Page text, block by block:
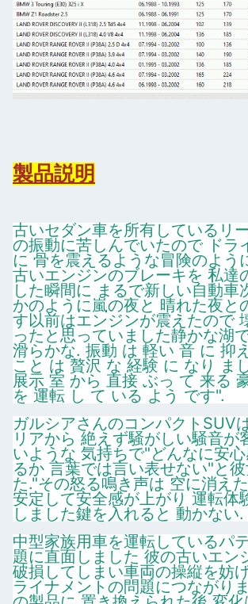
製品説明
古いセダン車を所有しているリ
の振動に苦しんでいたので ドラ
に 骨を震えるような冒険のよう
古いエンジンのブレーキを 私達
した瞬間に まるで新しい自動車
かのように嵐の夜と 晴れた夜と
す以前はエンジンが震えたので
ったと思っていました静かな湖
滑らかな. 振動 は 軽い 音 に 抑
こと は 贅沢 な 経験 に なり ま
展示 室 から 直接 ぶっ て 来る
を 運転 し て いる よう です".
ガルシアさんのコンパクトSUV
リアから 絶えず騒がしい騒音が
いような 気持ちで"どんなに安
るか 言葉では言い表せない"と
た."その怒る鳴き声は 空に消え
安定して安全感が上がり 運転体
しました鍵を入れると 動かない.
中型家族用車を運転しているパ
題に直面しました 彼の古いエン
破損してしまい車両の操縦を妨
ライナメントの問題につながり